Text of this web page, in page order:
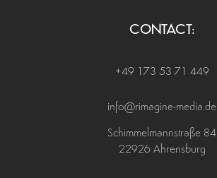
CONTACT:
+49 173 53 71 449
info@rimagine-media.de
Schimmelmannstraße 84
22926 Ahrensburg